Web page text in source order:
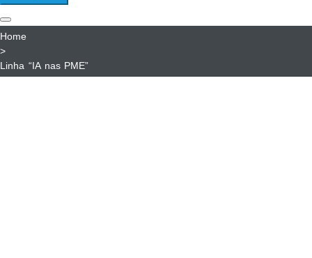
Home
>
Linha “IA nas PME”